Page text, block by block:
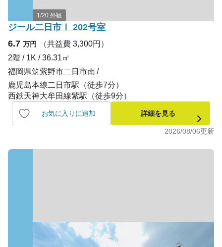
1/20 外観
ジール二日市Ⅰ 202号室
6.7 万円
（共益費 3,300円）
2階 / 1K / 36.31㎡
福岡県筑紫野市二日市南
鹿児島本線二日市駅（徒歩7分）
西鉄天神大牟田線紫駅（徒歩9分）
お気に入りに追加 詳細を見る
2026/08/06更新